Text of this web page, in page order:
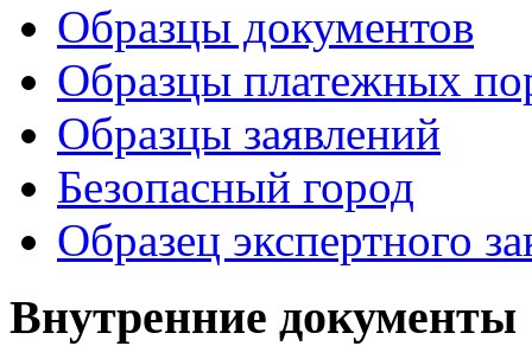
Образцы документов
Образцы платежных
Образцы заявлений
Безопасный город
Образец экспертного
Внутренние документы